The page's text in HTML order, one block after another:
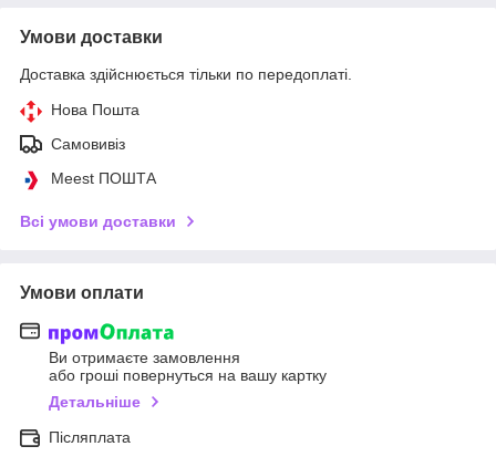
Умови доставки
Доставка здійснюється тільки по передоплаті.
Нова Пошта
Самовивіз
Meest ПОШТА
Всі умови доставки
Умови оплати
Ви отримаєте замовлення
або гроші повернуться на вашу картку
Детальніше
Післяплата